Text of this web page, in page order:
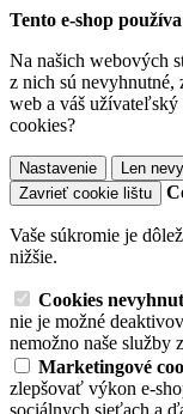
Tento e-shop
Na našich webových
z nich sú
web a váš užívateľský
cookies?
Nastavenie Len
Zavrieť cookie lištu
Vaše súkromie je
nižšie.
Cookies
nie je možné
nemožno naše služby
Marketingové
zlepšovať výkon e-
sociálnych sieťach a